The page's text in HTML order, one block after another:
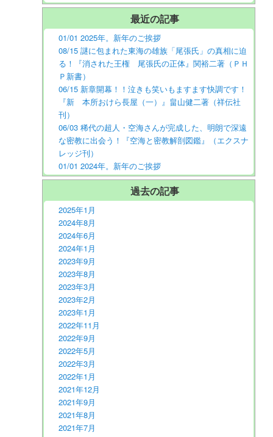
最近の記事
01/01 2025年。新年のご挨拶
08/15 謎に包まれた東海の雄族「尾張氏」の真相に迫
る！『消された王権 尾張氏の正体』関裕二著（ＰＨ
Ｐ新書）
06/15 新章開幕！！泣きも笑いもますます快調です！
『新 本所おけら長屋（一）』畠山健二著（祥伝社
刊）
06/03 稀代の超人・空海さんが完成した、明朗で深遠
な密教に出会う！『空海と密教解剖図鑑』（エクスナ
レッジ刊）
01/01 2024年。新年のご挨拶
過去の記事
2025年1月
2024年8月
2024年6月
2024年1月
2023年9月
2023年8月
2023年3月
2023年2月
2023年1月
2022年11月
2022年9月
2022年5月
2022年3月
2022年1月
2021年12月
2021年9月
2021年8月
2021年7月